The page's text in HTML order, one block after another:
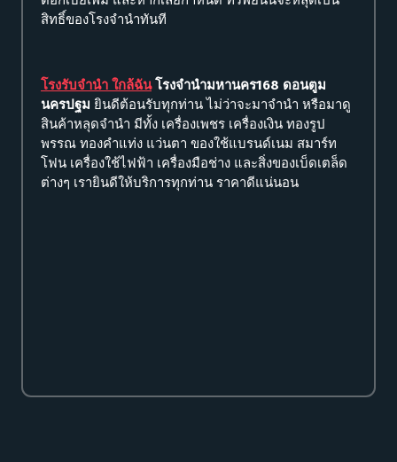
สิทธิ์ของโรงจำนำทันที
โรงรับจำนำ ใกล้ฉันโรงจำนำมหานคร168 ดอนตูม
นครปฐม ยินดีต้อนรับทุกท่าน ไม่ว่าจะมาจำนำ หรือมาดู
สินค้าหลุดจำนำ มีทั้ง เครื่องเพชร เครื่องเงิน ทองรูป
พรรณ ทองคำแท่ง แว่นตา ของใช้แบรนด์เนม สมาร์ท
โฟน เครื่องใช้ไฟฟ้า เครื่องมือช่าง และสิ่งของเบ็ดเตล็ด
ต่างๆ เรายินดีให้บริการทุกท่าน ราคาดีแน่นอน